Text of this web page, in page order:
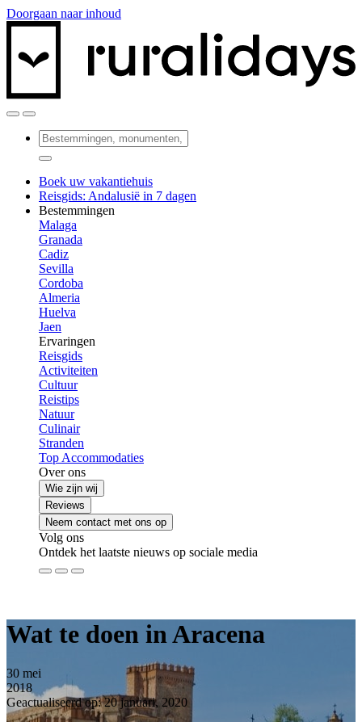
Doorgaan naar inhoud
Boek uw vakantiehuis
Reisgids: Andalusië in 7 dagen
Bestemmingen
Malaga
Granada
Cadiz
Sevilla
Cordoba
Almeria
Huelva
Jaen
Ervaringen
Reisgids
Activiteiten
Cultuur
Reistips
Natuur
Culinair
Stranden
Top Accommodaties
Over ons
Wie zijn wij
Reviews
Neem contact met ons op
Volg ons
Ontdek het laatste nieuws op sociale media
Wat te doen in Aracena
30 mei
2018
Geactualiseerd op: 20 januari, 2020